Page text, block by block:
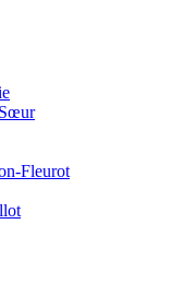
Fleurot